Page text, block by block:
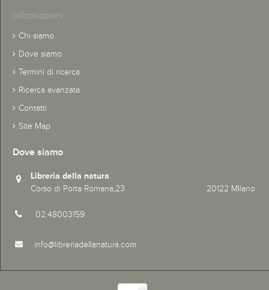
Informazioni
Chi siamo
Dove siamo
Termini di ricerca
Ricerca avanzata
Contatti
Site Map
Dove siamo
Libreria della natura
Corso di Porta Romana,23 20122 MIlano
02.48003159
info@libreriadellanatura.com